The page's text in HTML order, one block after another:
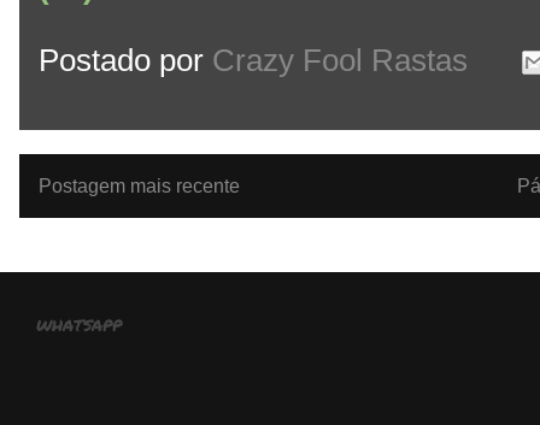
Postado por Crazy Fool Rastas
Postagem mais recente
whatsapp